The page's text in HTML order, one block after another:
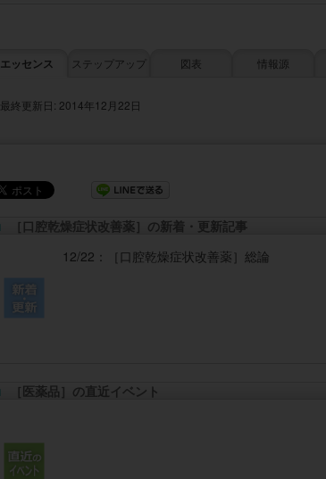
エッセンス ステップアップ 図表 情報源
最終更新日: 2014年12月22日
［口腔乾燥症状改善薬］の新着・更新記事
12/22：
［口腔乾燥症状改善薬］ 総論
［医薬品］の直近イベント